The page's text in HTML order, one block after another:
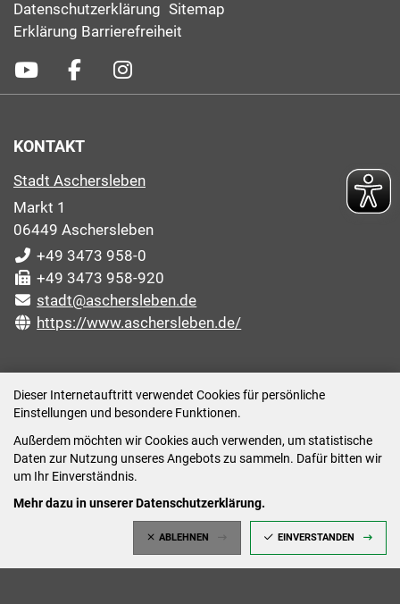
Dieser Internetauftritt verwendet Cookies für persönliche
Einstellungen und besondere Funktionen.
Außerdem möchten wir Cookies auch verwenden, um statistische
Daten zur Nutzung unseres Angebots zu sammeln. Dafür bitten wir
um Ihr Einverständnis.
Mehr dazu in unserer Datenschutzerklärung.
ABLEHNEN EINVERSTANDEN
Datenschutzerklärung Sitemap
Erklärung Barrierefreiheit
KONTAKT
Stadt Aschersleben
Markt 1
06449 Aschersleben
+49 3473 958-0
+49 3473 958-920
stadt@aschersleben.de
https://www.aschersleben.de/
Montag: 09:00-12:00 /14:00-15:00 Uhr
Dienstag: 09:00-12:00 /14:00-16:00 Uhr
Mittwoch: 09:00 - 12:00 Uhr (nach vorheriger
Donnerstag: 09:00-12:00 /14:00-18:00 Uhr
Freitag: 09:00-12:00 Uhr